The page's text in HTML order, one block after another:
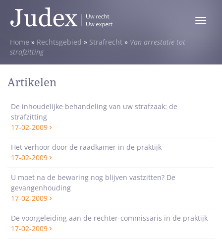
Toggle
Home » Rechtsgebied » Strafrecht » Van arrestatie tot
strafzitting
Artikelen
De inhoudelijke behandeling van uw strafzaak: de
strafzitting
17-02-2009
Het verhoor door de raadkamer in de praktijk
17-02-2009
U moet na de bewaring nog blijven vastzitten? De
gevangenhouding
17-02-2009
De voorgeleiding aan de rechter-commissaris in de praktijk
17-02-2009